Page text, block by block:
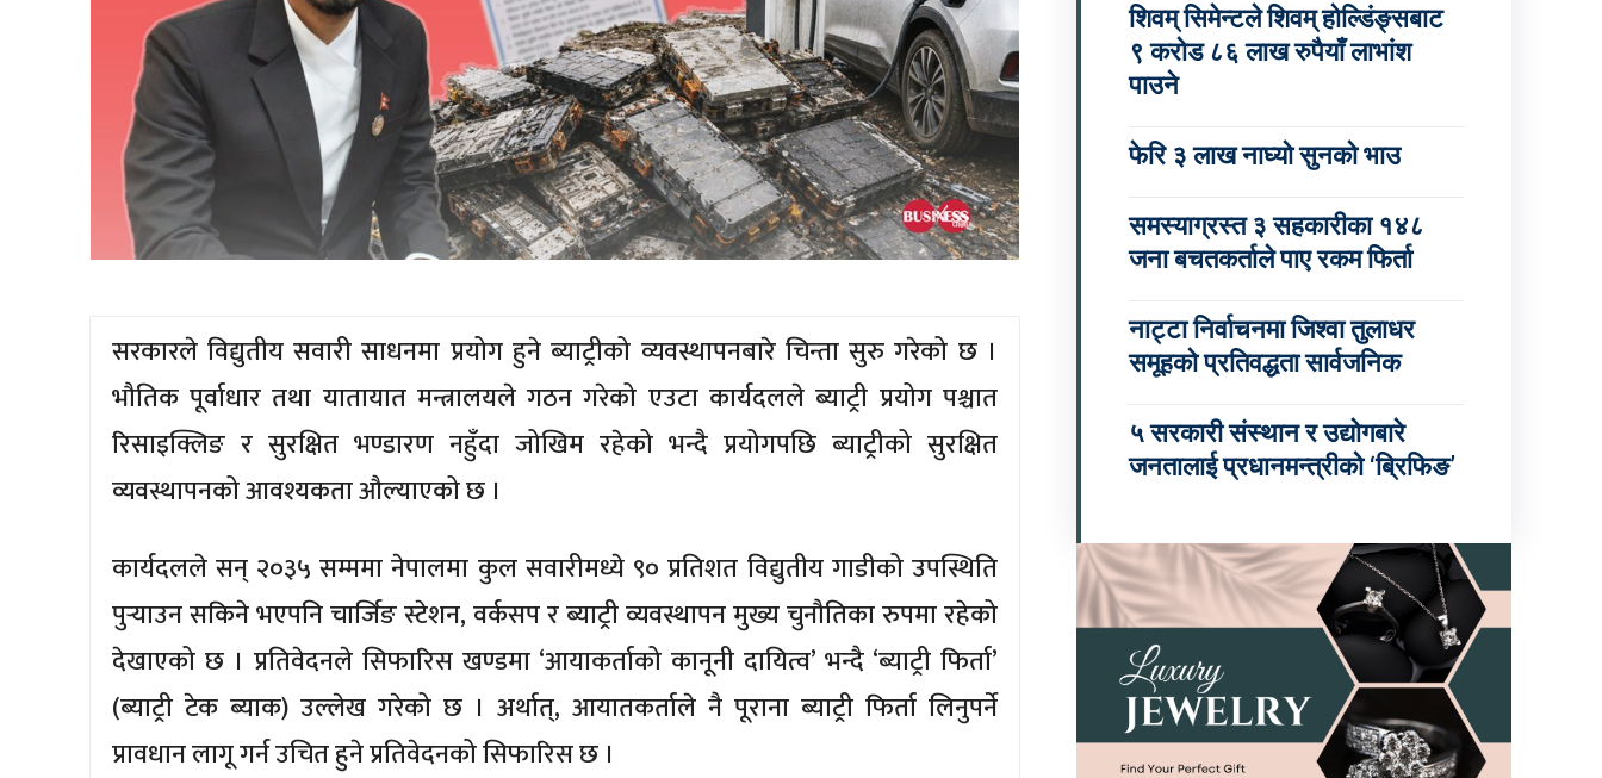
सरकारले विद्युतीय सवारी साधनमा प्रयोग हुने ब्याट्रीको व्यवस्थापनबारे चिन्ता सुरु गरेको छ ।
भौतिक पूर्वाधार तथा यातायात मन्त्रालयले गठन गरेको एउटा कार्यदलले ब्याट्री प्रयोग पश्चात
रिसाइक्लिङ र सुरक्षित भण्डारण नहुँदा जोखिम रहेको भन्दै प्रयोगपछि ब्याट्रीको सुरक्षित
व्यवस्थापनको आवश्यकता औल्याएको छ ।
कार्यदलले सन् २०३५ सम्ममा नेपालमा कुल सवारीमध्ये ९० प्रतिशत विद्युतीय गाडीको उपस्थिति
पुर्‍याउन सकिने भएपनि चार्जिङ स्टेशन, वर्कसप र ब्याट्री व्यवस्थापन मुख्य चुनौतिका रुपमा रहेको
देखाएको छ । प्रतिवेदनले सिफारिस खण्डमा ‘आयाकर्ताको कानूनी दायित्व’ भन्दै ‘ब्याट्री फिर्ता’
(ब्याट्री टेक ब्याक) उल्लेख गरेको छ । अर्थात्, आयातकर्ताले नै पूराना ब्याट्री फिर्ता लिनुपर्ने
प्रावधान लागू गर्न उचित हुने प्रतिवेदनको सिफारिस छ ।
शिवम् सिमेन्टले शिवम् होल्डिंङ्सबाट
९ करोड ८६ लाख रुपैयाँ लाभांश
पाउने
फेरि ३ लाख नाघ्यो सुनको भाउ
समस्याग्रस्त ३ सहकारीका १४८
जना बचतकर्ताले पाए रकम फिर्ता
नाट्टा निर्वाचनमा जिश्वा तुलाधर
समूहको प्रतिवद्धता सार्वजनिक
५ सरकारी संस्थान र उद्योगबारे
जनतालाई प्रधानमन्त्रीको ‘ब्रिफिङ’